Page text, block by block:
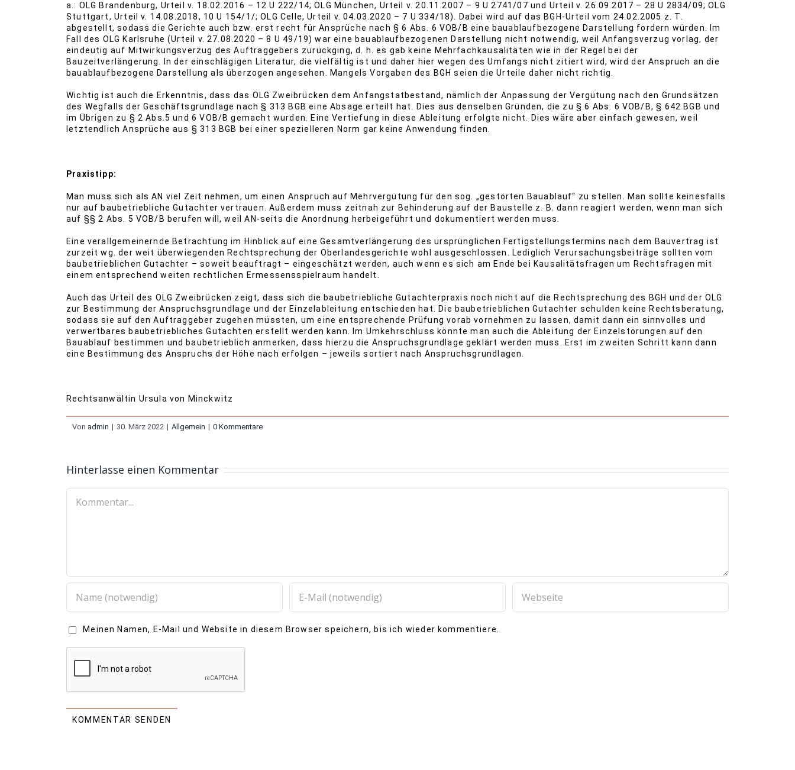
a.: OLG Brandenburg, Urteil v. 18.02.2016 – 12 U 222/14; OLG München, Urteil v. 20.11.2007 – 9 U 2741/07 und Urteil v. 26.09.2017 – 28 U 2834/09; OLG
Stuttgart, Urteil v. 14.08.2018, 10 U 154/1/; OLG Celle, Urteil v. 04.03.2020 – 7 U 334/18). Dabei wird auf das BGH-Urteil vom 24.02.2005 z. T.
abgestellt, sodass die Gerichte auch bzw. erst recht für Ansprüche nach § 6 Abs. 6 VOB/B eine bauablaufbezogene Darstellung fordern würden. Im
Fall des OLG Karlsruhe (Urteil v. 27.08.2020 – 8 U 49/19) war eine bauablaufbezogenen Darstellung nicht notwendig, weil Anfangsverzug vorlag, der
eindeutig auf Mitwirkungsverzug des Auftraggebers zurückging, d. h. es gab keine Mehrfachkausalitäten wie in der Regel bei der
Bauzeitverlängerung. In der einschlägigen Literatur, die vielfältig ist und daher hier wegen des Umfangs nicht zitiert wird, wird der Anspruch an die
bauablaufbezogene Darstellung als überzogen angesehen. Mangels Vorgaben des BGH seien die Urteile daher nicht richtig.
Wichtig ist auch die Erkenntnis, dass das OLG Zweibrücken dem Anfangstatbestand, nämlich der Anpassung der Vergütung nach den Grundsätzen
des Wegfalls der Geschäftsgrundlage nach § 313 BGB eine Absage erteilt hat. Dies aus denselben Gründen, die zu § 6 Abs. 6 VOB/B, § 642 BGB und
im Übrigen zu § 2 Abs.5 und 6 VOB/B gemacht wurden. Eine Vertiefung in diese Ableitung erfolgte nicht. Dies wäre aber einfach gewesen, weil
letztendlich Ansprüche aus § 313 BGB bei einer spezielleren Norm gar keine Anwendung finden.
Praxistipp:
Man muss sich als AN viel Zeit nehmen, um einen Anspruch auf Mehrvergütung für den sog. „gestörten Bauablauf“ zu stellen. Man sollte keinesfalls
nur auf baubetriebliche Gutachter vertrauen. Außerdem muss zeitnah zur Behinderung auf der Baustelle z. B. dann reagiert werden, wenn man sich
auf §§ 2 Abs. 5 VOB/B berufen will, weil AN-seits die Anordnung herbeigeführt und dokumentiert werden muss.
Eine verallgemeinernde Betrachtung im Hinblick auf eine Gesamtverlängerung des ursprünglichen Fertigstellungstermins nach dem Bauvertrag ist
zurzeit wg. der weit überwiegenden Rechtsprechung der Oberlandesgerichte wohl ausgeschlossen. Lediglich Verursachungsbeiträge sollten vom
baubetrieblichen Gutachter – soweit beauftragt – eingeschätzt werden, auch wenn es sich am Ende bei Kausalitätsfragen um Rechtsfragen mit
einem entsprechend weiten rechtlichen Ermessensspielraum handelt.
Auch das Urteil des OLG Zweibrücken zeigt, dass sich die baubetriebliche Gutachterpraxis noch nicht auf die Rechtsprechung des BGH und der OLG
zur Bestimmung der Anspruchsgrundlage und der Einzelableitung entschieden hat. Die baubetrieblichen Gutachter schulden keine Rechtsberatung,
sodass sie auf den Auftraggeber zugehen müssten, um eine entsprechende Prüfung vorab vornehmen zu lassen, damit dann ein sinnvolles und
verwertbares baubetriebliches Gutachten erstellt werden kann. Im Umkehrschluss könnte man auch die Ableitung der Einzelstörungen auf den
Bauablauf bestimmen und baubetrieblich anmerken, dass hierzu die Anspruchsgrundlage geklärt werden muss. Erst im zweiten Schritt kann dann
eine Bestimmung des Anspruchs der Höhe nach erfolgen – jeweils sortiert nach Anspruchsgrundlagen.
Rechtsanwältin Ursula von Minckwitz
Von admin | 30. März 2022 | Allgemein | 0 Kommentare
Hinterlasse einen Kommentar
Meinen Namen, E-Mail und Website in diesem Browser speichern, bis ich wieder kommentiere.